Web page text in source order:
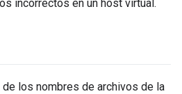
incorrectos en un host virtual.
de los nombres de archivos de la